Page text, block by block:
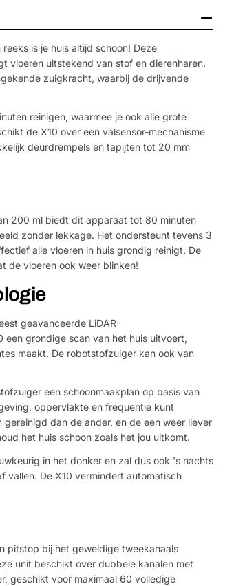
is je huis altijd schoon! Deze
vloeren uitstekend van stof en dierenharen.
zuigkracht, waarbij de drijvende
reinigen, waarmee je ook alle grote
de X10 over een valsensor-mechanisme
deurdrempels en tapijten tot 20 mm
200 ml biedt dit apparaat tot 80 minuten
zonder lekkage. Het ondersteunt tevens 3
alle vloeren in huis grondig reinigt. De
de vloeren ook weer blinken!
geavanceerde LiDAR-
grondige scan van het huis uitvoert,
maakt. De robotstofzuiger kan ook van
een schoonmaakplan op basis van
oppervlakte en frequentie kunt
dan de ander, en de een weer liever
het huis schoon zoals het jou uitkomt.
in het donker en zal dus ook 's nachts
vallen. De X10 vermindert automatisch
pitstop bij het geweldige tweekanaals
unit beschikt over dubbele kanalen met
geschikt voor maximaal 60 volledige